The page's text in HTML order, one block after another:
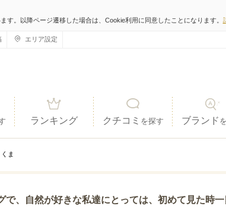
す。以降ページ遷移した場合は、Cookie利用に同意したことになります。
エリア設定
ランキング クチコミ を探す ブランド
くま
達にとっては、初めて見た時一目惚れしました。つけ心地もとても良く、あまり派手